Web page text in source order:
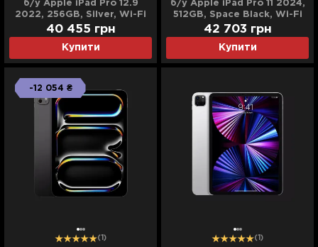
б/у Apple iPad Pro 12.9
2022, 256GB, Silver, Wi-Fi
+ LTE (M2) (MP213/MP613)
Купити
40 455 грн
б/у Apple iPad Pro 11 2024,
512GB, Space Black, Wi-Fi
(M4) (MVVC3)
Купити
42 703 грн
-12 054 ₴
(1) (1)